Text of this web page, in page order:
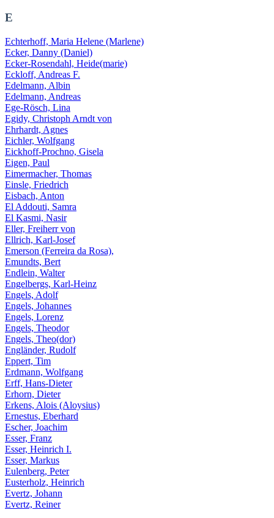
E
Echterhoff, Maria Helene (Marlene)
Ecker, Danny (Daniel)
Ecker-Rosendahl, Heide(marie)
Eckloff, Andreas F.
Edelmann, Albin
Edelmann, Andreas
Ege-Rösch, Lina
Egidy, Christoph Arndt von
Ehrhardt, Agnes
Eichler, Wolfgang
Eickhoff-Prochno, Gisela
Eigen, Paul
Eimermacher, Thomas
Einsle, Friedrich
Eisbach, Anton
El Addouti, Samra
El Kasmi, Nasir
Eller, Freiherr von
Ellrich, Karl-Josef
Emerson (Ferreira da Rosa),
Emundts, Bert
Endlein, Walter
Engelbergs, Karl-Heinz
Engels, Adolf
Engels, Johannes
Engels, Lorenz
Engels, Theodor
Engels, Theo(dor)
Engländer, Rudolf
Eppert, Tim
Erdmann, Wolfgang
Erff, Hans-Dieter
Erhorn, Dieter
Erkens, Alois (Aloysius)
Ernestus, Eberhard
Escher, Joachim
Esser, Franz
Esser, Heinrich I.
Esser, Markus
Eulenberg, Peter
Eusterholz, Heinrich
Evertz, Johann
Evertz, Reiner